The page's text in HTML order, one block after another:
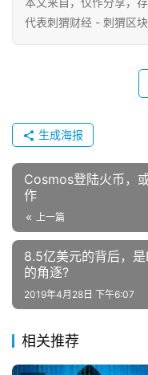
代表刺猬财经 - 刺猬区块
生成海报
Cosmos登陆火币，
作
上一篇
8.5亿美元的背后，
的角逐?
2019年4月28日 下午6:07
相关推荐